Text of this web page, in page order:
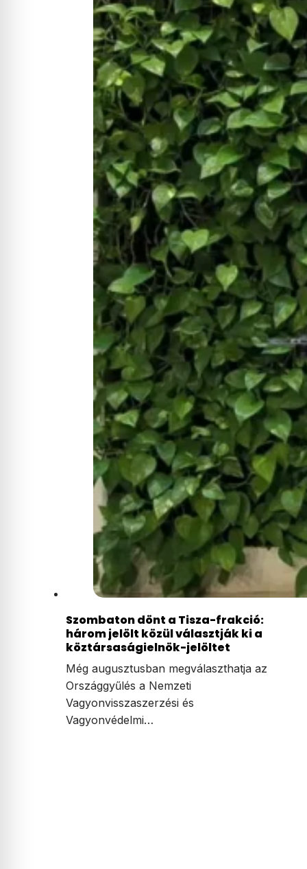
Szombaton dönt a Tisza-frakció:
három jelölt közül választják ki a
köztársaságielnök-jelöltet
Még augusztusban megválaszthatja az
Országgyűlés a Nemzeti
Vagyonvisszaszerzési és
Vagyonvédelmi…